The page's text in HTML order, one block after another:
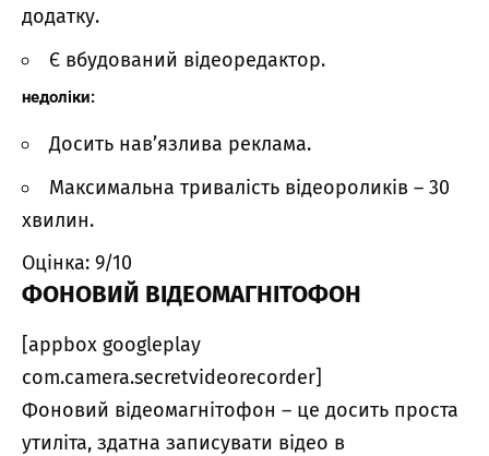
додатку.
Є вбудований відеоредактор.
недоліки:
Досить нав’язлива реклама.
Максимальна тривалість відеороликів – 30
хвилин.
Оцінка: 9/10
ФОНОВИЙ ВІДЕОМАГНІТОФОН
[appbox googleplay
com.camera.secretvideorecorder]
Фоновий відеомагнітофон – це досить проста
утиліта, здатна записувати відео в